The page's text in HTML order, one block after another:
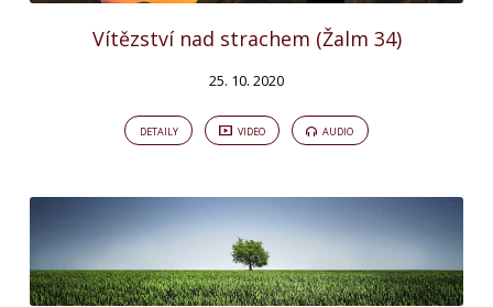
Vítězství nad strachem (Žalm 34)
25. 10. 2020
DETAILY VIDEO AUDIO